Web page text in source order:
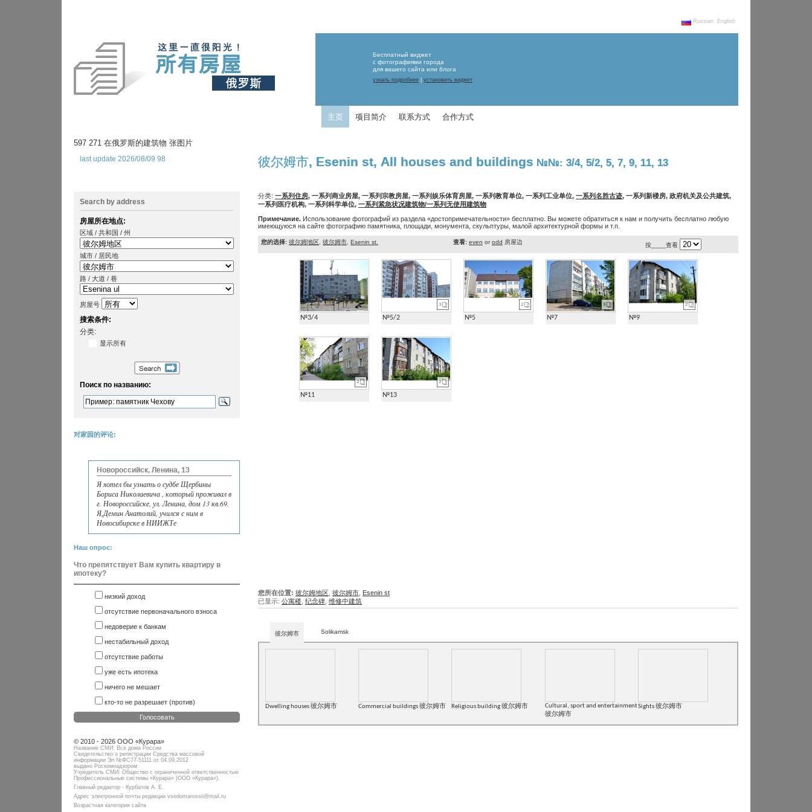
Russian English
Бесплатный виджет
с фотографиями города
для вашего сайта или блога
узнать подробнее установить виджет
主页 项目简介 联系方式 合作方式
597 271 在俄罗斯的建筑物 张图片
last update 2026/08/09 98
Search by address
房屋所在地点:
区域 / 共和国 / 州
城市 / 居民地
路 / 大道 / 巷
房屋号
搜索条件:
分类:
显示所有
Поиск по названию:
对家园的评论:
Новороссийск, Ленина, 13
Я хотел бы узнать о судбе Щербины
Бориса Николаевича , который проживал в
г. Новороссийске, ул. Ленина, дом 13 кв.69.
Я,Демин Анатолий, учился с ним в
Новосибирске в НИИЖТе
Наш опрос:
Что препятствует Вам купить квартиру в
ипотеку?
низкий доход
отсутствие первоначального взноса
недоверие к банкам
нестабильный доход
отсутствие работы
уже есть ипотека
ничего не мешает
кто-то не разрешает (против)
Голосовать
彼尔姆市, Esenin st, All houses and buildings №№: 3/4, 5/2, 5, 7, 9, 11, 13
分类: 一系列住房, 一系列商业房屋, 一系列宗教房屋, 一系列娱乐体育房屋, 一系列教育单位, 一系列工业单位, 一系列名胜古迹, 一系列新楼房, 政府机关及公共建筑,
一系列医疗机构, 一系列科学单位, 一系列紧急状况建筑物/一系列无使用建筑物
Примечание. Использование фотографий из раздела «достопримечательности» бесплатно. Вы можете обратиться к нам и получить бесплатно любую
имеющуюся на сайте фотографию памятника, площади, монумента, скульптуры, малой архитектурной формы и т.п.
您的选择: 彼尔姆地区 彼尔姆市 Esenin st. 查看: even orodd 房屋边 按____查看
№3/4 №5/2
3
№5
2
№7
3
№9
2
№11
2
№13
2
您所在位置: 彼尔姆地区 彼尔姆市 Esenin st
已显示: 公寓楼 纪念碑 维修中建筑
彼尔姆市 Solikamsk
Dwelling houses 彼尔姆市 Commercial buildings 彼尔姆市 Religious building 彼尔姆市
Cultural, sport and entertainment
彼尔姆市
Sights 彼尔姆市
© 2010 - 2026 ООО «Курара»
Название СМИ: Все дома России
Свидетельство о регистрации Средства массовой
информации Эл №ФC77-51111 от 04.09.2012
выдано Роскомнадзором
Учредитель СМИ: Общество с ограниченной ответственностью
Профессиональные системы «Курара» (ООО «Курара»).
Главный редактор - Курбатов А. Е.
Адрес электронной почты редакции vsedomarossii@mail.ru
Возрастная категория сайта